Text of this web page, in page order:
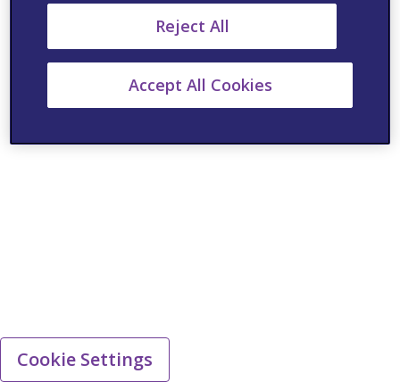
Cookie Settings
Reject All
Accept All Cookies